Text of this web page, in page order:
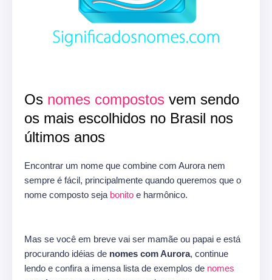
Os nomes compostos vem sendo
os mais escolhidos no Brasil nos
últimos anos
Encontrar um nome que combine com Aurora nem
sempre é fácil, principalmente quando queremos que o
nome composto seja bonito e harmônico.
Mas se você em breve vai ser mamãe ou papai e está
procurando idéias de nomes com Aurora, continue
lendo e confira a imensa lista de exemplos de nomes